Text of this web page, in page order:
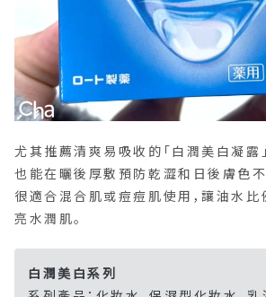
尤其推薦清爽易吸收的「白潤美白凝露
也能在曬後厚敷預防乾澀和日後膚色
很適合混合肌或痘痘肌使用，讓油水
亮水潤肌。
白潤美白系列